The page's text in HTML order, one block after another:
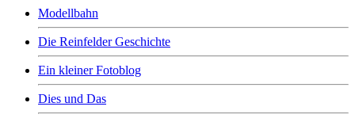
Modellbahn
Die Reinfelder Geschichte
Ein kleiner Fotoblog
Dies und Das